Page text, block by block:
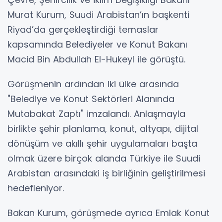
Murat Kurum, Suudi Arabistan’ın başkenti
Riyad’da gerçekleştirdiği temaslar
kapsamında Belediyeler ve Konut Bakanı
Macid Bin Abdullah El-Hukeyl ile görüştü.
Görüşmenin ardından iki ülke arasında
"Belediye ve Konut Sektörleri Alanında
Mutabakat Zaptı" imzalandı. Anlaşmayla
birlikte şehir planlama, konut, altyapı, dijital
dönüşüm ve akıllı şehir uygulamaları başta
olmak üzere birçok alanda Türkiye ile Suudi
Arabistan arasındaki iş birliğinin geliştirilmesi
hedefleniyor.
Bakan Kurum, görüşmede ayrıca Emlak Konut